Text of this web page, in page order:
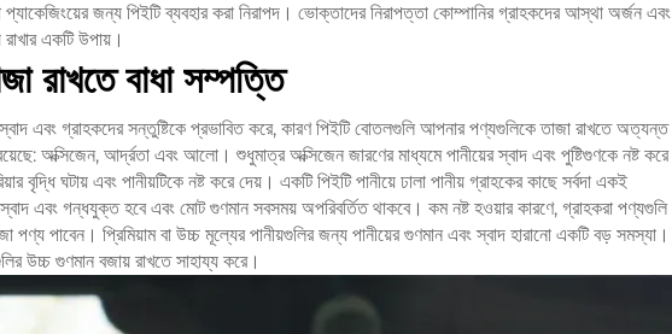
জন্য পিইটি ব্যবহার করা নিরাপদ। ভোক্তাদের নিরাপত্তা কোম্পানির গ্রাহকদের আস্থা অর্জন এবং
একটি উপায়।
রাখতে বাধা সম্পত্তি
এবং গ্রাহকদের সন্তুষ্টিকে প্রভাবিত করে, কারণ পিইটি বোতলগুলি আপনার পণ্যগুলিকে তাজা রাখতে অত্যন্ত
অক্সিজেন, আর্দ্রতা এবং আলো। শুধুমাত্র অক্সিজেন জারণের মাধ্যমে পানীয়ের স্বাদ এবং পুষ্টিগুণকে নষ্ট করে
বৃদ্ধি ঘটায় এবং পানীয়টিকে নষ্ট করে দেয়। একটি পিইটি পানীয়ে ঢালা পানীয় গ্রাহকের কাছে সর্বদা একই
এবং গন্ধযুক্ত হবে এবং মোট গুণমান সবসময় অপরিবর্তিত থাকবে। কম নষ্ট হওয়ার কারণে, গ্রাহকরা পণ্যগুলি
পণ্য পাবেন। প্রিমিয়াম বা উচ্চ মূল্যের পানীয়গুলির জন্য পানীয়ের গুণমান এবং স্বাদ হারানো একটি বড় সমস্যা।
উচ্চ গুণমান বজায় রাখতে সাহায্য করে।